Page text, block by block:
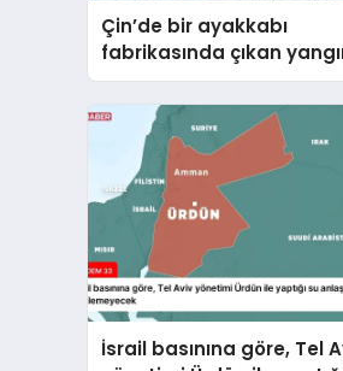
Çin’de bir ayakkabı
fabrikasında çıkan
28 kişi öldü
İsrail basınına göre, Tel